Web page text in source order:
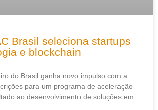
Brasil seleciona startups
e blockchain
do Brasil ganha novo impulso com a
para um programa de aceleração
ao desenvolvimento de soluções em